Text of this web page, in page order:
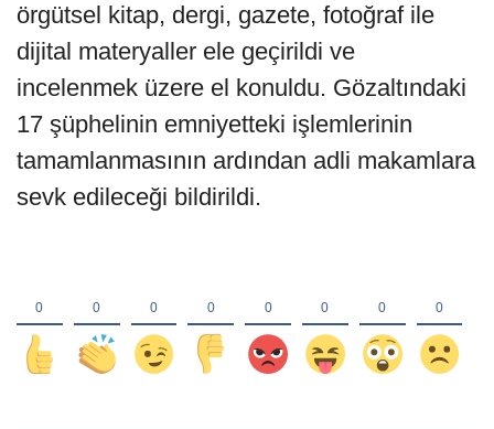
örgütsel kitap, dergi, gazete, fotoğraf ile
dijital materyaller ele geçirildi ve
incelenmek üzere el konuldu. Gözaltındaki
17 şüphelinin emniyetteki işlemlerinin
tamamlanmasının ardından adli makamlara
sevk edileceği bildirildi.